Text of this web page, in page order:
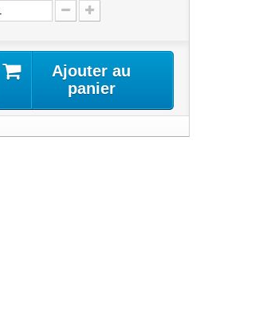
Ajouter au
panier